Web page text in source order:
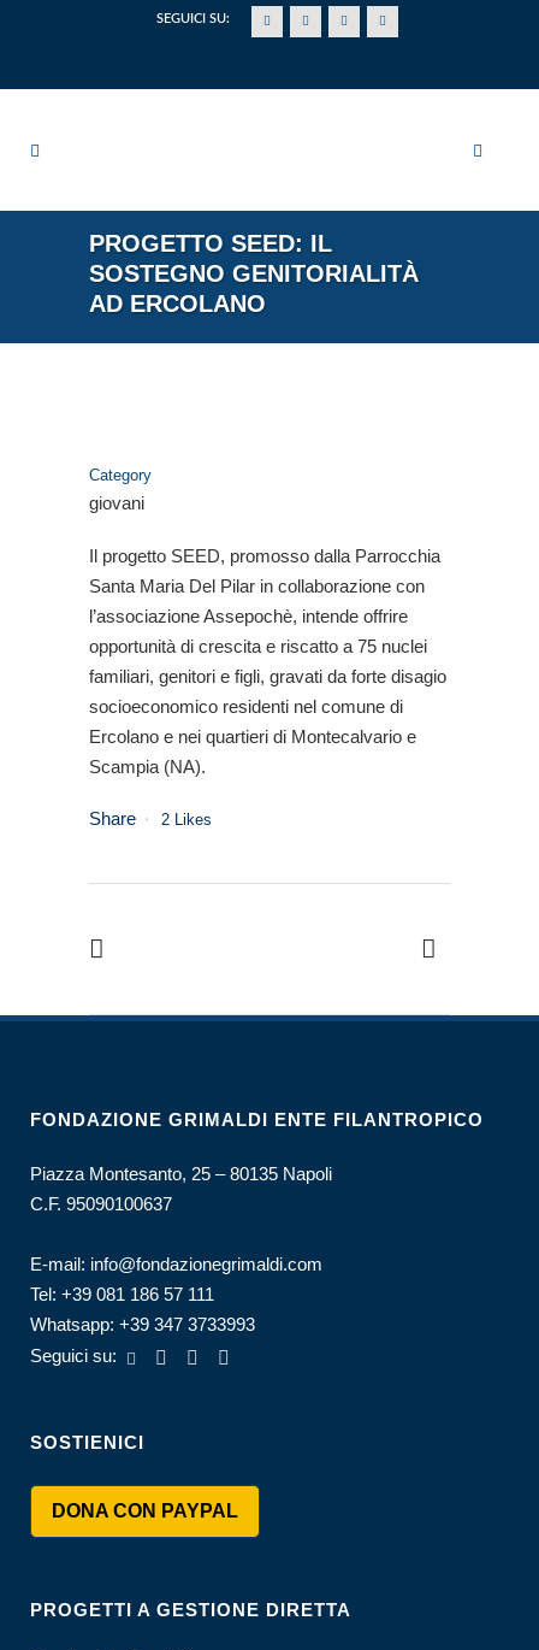
SEGUICI SU:
PROGETTO SEED: IL
SOSTEGNO GENITORIALITÀ
AD ERCOLANO
Category
giovani
Il progetto SEED, promosso dalla Parrocchia
Santa Maria Del Pilar in collaborazione con
l’associazione Assepochè, intende offrire
opportunità di crescita e riscatto a 75 nuclei
familiari, genitori e figli, gravati da forte disagio
socioeconomico residenti nel comune di
Ercolano e nei quartieri di Montecalvario e
Scampia (NA).
Share 2 Likes
FONDAZIONE GRIMALDI ENTE FILANTROPICO
Piazza Montesanto, 25 – 80135 Napoli
C.F. 95090100637
E-mail: info@fondazionegrimaldi.com
Tel: +39 081 186 57 111
Whatsapp: +39 347 3733993
Seguici su:
SOSTIENICI
DONA CON PAYPAL
PROGETTI A GESTIONE DIRETTA